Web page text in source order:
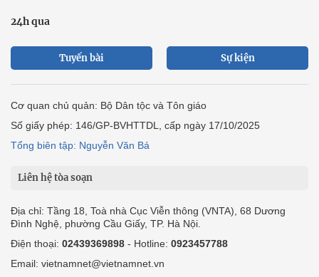
24h qua
Tuyến bài Sự kiện
Cơ quan chủ quản: Bộ Dân tộc và Tôn giáo
Số giấy phép: 146/GP-BVHTTDL, cấp ngày 17/10/2025
Tổng biên tập: Nguyễn Văn Bá
Liên hệ tòa soạn
Địa chỉ: Tầng 18, Toà nhà Cục Viễn thông (VNTA), 68 Dương
Đình Nghệ, phường Cầu Giấy, TP. Hà Nội.
Điện thoại: 02439369898 - Hotline: 0923457788
Email: vietnamnet@vietnamnet.vn